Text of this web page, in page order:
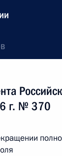
г. № 370